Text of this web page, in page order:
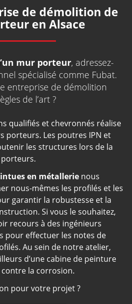
de démolition de
en Alsace
mur porteur, adressez-
spécialisé comme Fubat.
entreprise de démolition
de l’art ?
qualifiés et chevronnés réalise
porteurs. Les poutres IPN et
les structures lors de la
en métallerie nous
nous-mêmes les profilés et les
garantir la robustesse et la
Si vous le souhaitez,
recours à des ingénieurs
pour effectuer les notes de
Au sein de notre atelier,
d’une cabine de peinture
la corrosion.
pour votre projet ?